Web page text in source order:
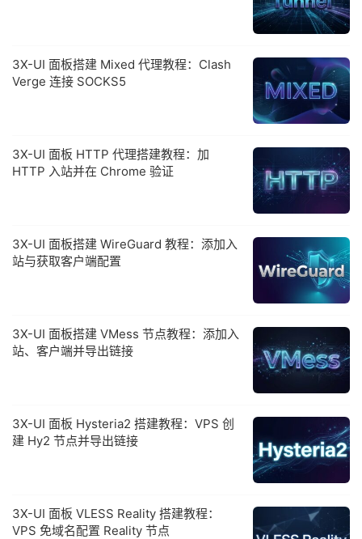
3X-UI 面板搭建 Mixed 代理教程：Clash
Verge 连接 SOCKS5
3X-UI 面板 HTTP 代理搭建教程：加
HTTP 入站并在 Chrome 验证
3X-UI 面板搭建 WireGuard 教程：添加入
站与获取客户端配置
3X-UI 面板搭建 VMess 节点教程：添加入
站、客户端并导出链接
3X-UI 面板 Hysteria2 搭建教程：VPS 创
建 Hy2 节点并导出链接
3X-UI 面板 VLESS Reality 搭建教程：
VPS 免域名配置 Reality 节点